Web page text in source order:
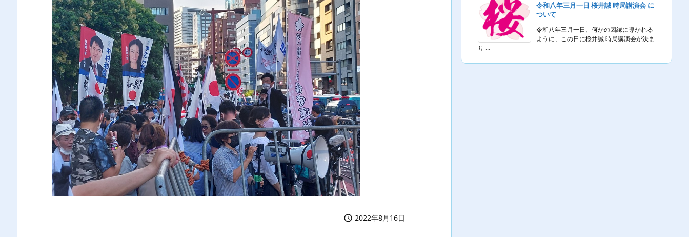
 2022年8月16日
令和八年三月一日 桜井誠 時局講演会 に
ついて
令和八年三月一日、何かの因縁に導かれる
ように、この日に桜井誠 時局講演会が決ま
り ...